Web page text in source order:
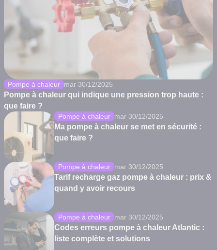
Pompe à chaleur mar 30/12/2025
Pompe à chaleur qui indique une pression trop haute :
que faire ?
Pompe à chaleur mar 30/12/2025
Ma pompe à chaleur se met en sécurité :
que faire ?
Pompe à chaleur mar 30/12/2025
Tarif recharge gaz pompe à chaleur : prix &
quand y avoir recours
Pompe à chaleur mar 30/12/2025
Codes erreurs pompe à chaleur Atlantic :
liste complète et solutions